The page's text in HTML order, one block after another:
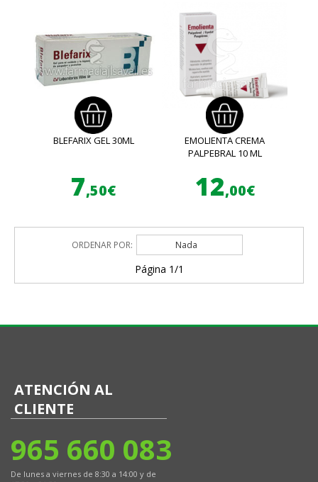
BLEFARIX GEL 30ML
7,50€
EMOLIENTA CREMA
PALPEBRAL 10 ML
12,00€
ORDENAR POR: Nada
Página 1/1
ATENCIÓN AL
CLIENTE
965 660 083
De lunes a viernes de 8:30 a 14:00 y de